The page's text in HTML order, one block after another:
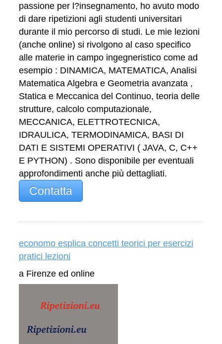
passione per l?insegnamento, ho avuto modo
di dare ripetizioni agli studenti universitari
durante il mio percorso di studi. Le mie lezioni
(anche online) si rivolgono al caso specifico
alle materie in campo ingegneristico come ad
esempio : DINAMICA, MATEMATICA, Analisi
Matematica Algebra e Geometria avanzata ,
Statica e Meccanica del Continuo, teoria delle
strutture, calcolo computazionale,
MECCANICA, ELETTROTECNICA,
IDRAULICA, TERMODINAMICA, BASI DI
DATI E SISTEMI OPERATIVI ( JAVA, C, C++
E PYTHON) . Sono disponibile per eventuali
approfondimenti anche più dettagliati.
Contatta
economo esplica concetti teorici per esercizi
pratici lezioni
a Firenze ed online